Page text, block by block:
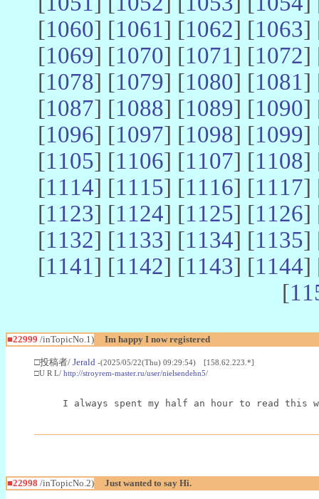
[1060] [1061] [1062] [1063]
[1069] [1070] [1071] [1072]
[1078] [1079] [1080] [1081]
[1087] [1088] [1089] [1090]
[1096] [1097] [1098] [1099]
[1105] [1106] [1107] [1108]
[1114] [1115] [1116] [1117]
[1123] [1124] [1125] [1126]
[1132] [1133] [1134] [1135]
[1141] [1142] [1143] [1144]
[
■22999 /inTopicNo.1) Im happy I now registered
□投稿者/ Jerald -(2025/05/22(Thu) 09:29:54) [158.62.223.*]
□U R L/ http://stroyrem-master.ru/user/nielsendehn5/
I always spent my half an hour to read
■22998 /inTopicNo.2) Just wanted to say Hi.